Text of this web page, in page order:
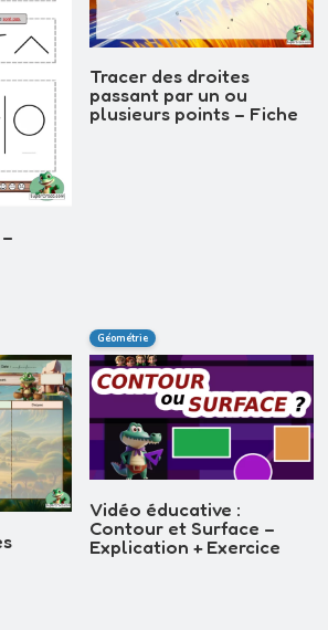
Tracer des droites
passant par un ou
plusieurs points – Fiche
Géométrie
Vidéo éducative :
Contour et Surface –
Explication + Exercice